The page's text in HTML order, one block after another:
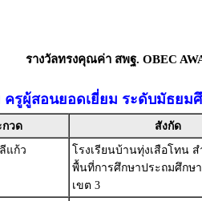
รางวัลทรงคุณค่า สพฐ. OBEC
ครูผู้สอนยอดเยี่ยม ระดับมัธย
กวด
สังกัด
แก้ว
โรงเรียนบ้านทุ่งเสือโทน
พื้นที่การศึกษาประถมศึกษ
เขต 3